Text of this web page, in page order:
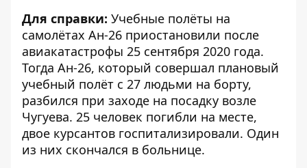
Для справки: Учебные полёты на
самолётах Ан-26 приостановили после
авиакатастрофы 25 сентября 2020 года.
Тогда Ан-26, который совершал плановый
учебный полёт с 27 людьми на борту,
разбился при заходе на посадку возле
Чугуева. 25 человек погибли на месте,
двое курсантов госпитализировали. Один
из них скончался в больнице.